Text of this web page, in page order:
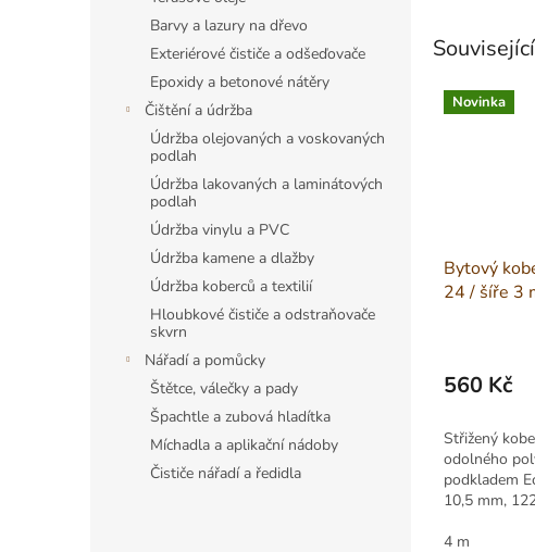
Barvy a lazury na dřevo
Exteriérové čističe a odšeďovače
Epoxidy a betonové nátěry
Čištění a údržba
Údržba olejovaných a voskovaných
podlah
Údržba lakovaných a laminátových
podlah
Údržba vinylu a PVC
Údržba kamene a dlažby
Údržba koberců a textilií
Hloubkové čističe a odstraňovače
skvrn
Nářadí a pomůcky
Štětce, válečky a pady
Špachtle a zubová hladítka
Míchadla a aplikační nádoby
Čističe nářadí a ředidla
Novinka
Bytový
24 / šíře 3
560 Kč
Střižený
odolného
podkladem
10,5 mm,
podlahové
4 m